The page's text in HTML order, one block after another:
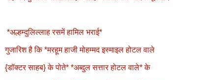
*अल्हम्दुलिल्लाह रसमें हामिल भराई*
गुजारिश है कि *मरहूम हाजी मोहम्मद इस्माइल होटल वाले
{डॉक्टर साहब} के पोते* *अब्दुल सत्तार होटल वाले* के